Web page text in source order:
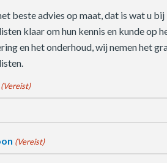
beste advies op maat, dat is wat u
klaar om hun kennis en kunde op
en het onderhoud, wij nemen het
(Vereist)
(Vereist)